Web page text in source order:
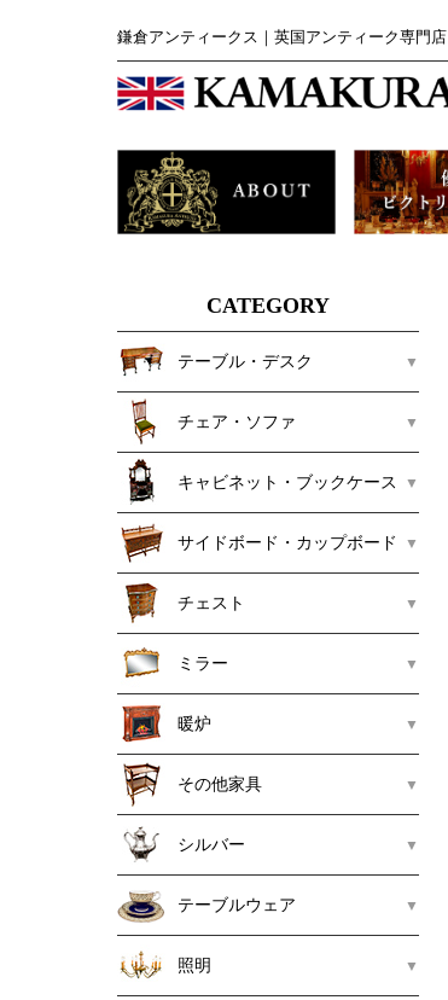
鎌倉アンティークス｜英国アンティーク専門店
CATEGORY
テーブル・デスク
チェア・ソファ
キャビネット・ブックケース
サイドボード・カップボード
チェスト
ミラー
暖炉
その他家具
シルバー
テーブルウェア
照明